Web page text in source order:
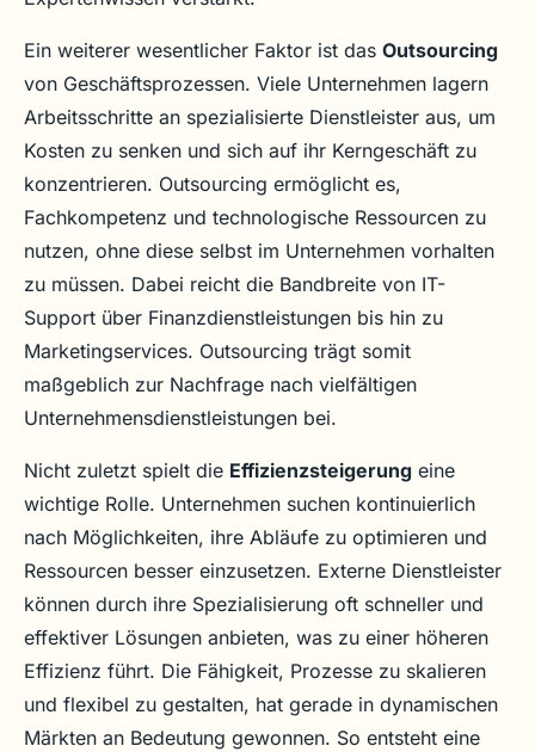
Ein weiterer wesentlicher Faktor ist das Outsourcing
von Geschäftsprozessen. Viele Unternehmen lagern
Arbeitsschritte an spezialisierte Dienstleister aus, um
Kosten zu senken und sich auf ihr Kerngeschäft zu
konzentrieren. Outsourcing ermöglicht es,
Fachkompetenz und technologische Ressourcen zu
nutzen, ohne diese selbst im Unternehmen vorhalten
zu müssen. Dabei reicht die Bandbreite von IT-
Support über Finanzdienstleistungen bis hin zu
Marketingservices. Outsourcing trägt somit
maßgeblich zur Nachfrage nach vielfältigen
Unternehmensdienstleistungen bei.
Nicht zuletzt spielt die Effizienzsteigerung eine
wichtige Rolle. Unternehmen suchen kontinuierlich
nach Möglichkeiten, ihre Abläufe zu optimieren und
Ressourcen besser einzusetzen. Externe Dienstleister
können durch ihre Spezialisierung oft schneller und
effektiver Lösungen anbieten, was zu einer höheren
Effizienz führt. Die Fähigkeit, Prozesse zu skalieren
und flexibel zu gestalten, hat gerade in dynamischen
Märkten an Bedeutung gewonnen. So entsteht eine